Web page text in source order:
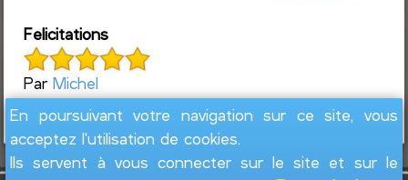
Felicitations
ParMichel
Super logiciel pour suivre ces finances
En poursuivant votre navigation sur ce site, vous
acceptez l'utilisation de cookies.
Ils servent à vous connecter sur le site et sur le